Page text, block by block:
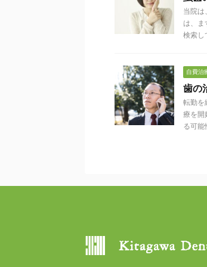
当院は
は、ま
検索し
自費治
歯の
転勤を
療を開
る可能